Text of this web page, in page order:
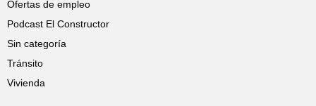
Ofertas de empleo
Podcast El Constructor
Sin categoría
Tránsito
Vivienda